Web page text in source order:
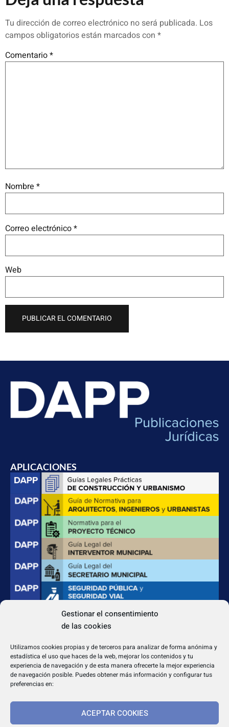
Gestionar el consentimiento
de las cookies
Utilizamos cookies propias y de terceros para analizar de forma anónima y
estadística el uso que haces de la web, mejorar los contenidos y tu
experiencia de navegación y de esta manera ofrecerte la mejor experiencia
de navegación posible. Puedes obtener más información y configurar tus
preferencias en:
ACEPTAR COOKIES
Tu dirección de correo electrónico no será publicada. Los
campos obligatorios están marcados con *
Comentario*
Nombre *
Correo electrónico*
Web
APLICACIONES
dapp@dappeditorial.es
TEXTOS LEGALES